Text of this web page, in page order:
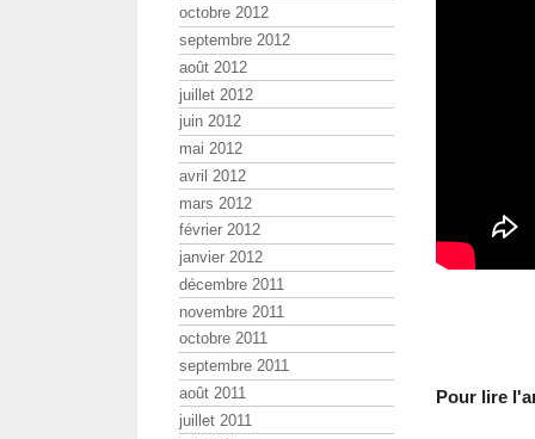
Pour lire
octobre 2012
septembre 2012
août 2012
juillet 2012
juin 2012
mai 2012
avril 2012
mars 2012
février 2012
janvier 2012
décembre 2011
novembre 2011
octobre 2011
septembre 2011
août 2011
juillet 2011